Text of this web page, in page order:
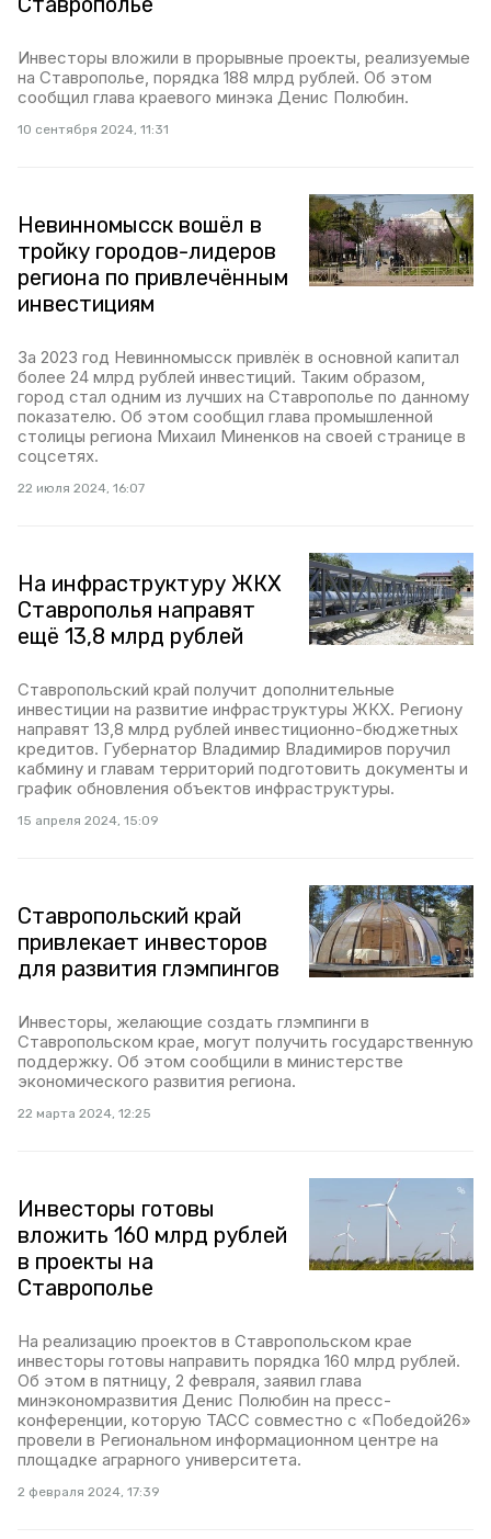
Инвесторы вложили в прорывные проекты, реализуемые
на Ставрополье, порядка 188 млрд рублей. Об этом
сообщил глава краевого минэка Денис Полюбин.
10 сентября 2024, 11:31
Невинномысск вошёл в
тройку городов-лидеров
региона по привлечённым
инвестициям
За 2023 год Невинномысск привлёк в основной капитал
более 24 млрд рублей инвестиций. Таким образом,
город стал одним из лучших на Ставрополье по данному
показателю. Об этом сообщил глава промышленной
столицы региона Михаил Миненков на своей странице в
соцсетях.
22 июля 2024, 16:07
На инфраструктуру ЖКХ
Ставрополья направят
ещё 13,8 млрд рублей
Ставропольский край получит дополнительные
инвестиции на развитие инфраструктуры ЖКХ. Региону
направят 13,8 млрд рублей инвестиционно-бюджетных
кредитов. Губернатор Владимир Владимиров поручил
кабмину и главам территорий подготовить документы и
график обновления объектов инфраструктуры.
15 апреля 2024, 15:09
Ставропольский край
привлекает инвесторов
для развития глэмпингов
Инвесторы, желающие создать глэмпинги в
Ставропольском крае, могут получить государственную
поддержку. Об этом сообщили в министерстве
экономического развития региона.
22 марта 2024, 12:25
Инвесторы готовы
вложить 160 млрд рублей
в проекты на
Ставрополье
На реализацию проектов в Ставропольском крае
инвесторы готовы направить порядка 160 млрд рублей.
Об этом в пятницу, 2 февраля, заявил глава
минэкономразвития Денис Полюбин на пресс-
конференции, которую ТАСС совместно с «Победой26»
провели в Региональном информационном центре на
площадке аграрного университета.
2 февраля 2024, 17:39